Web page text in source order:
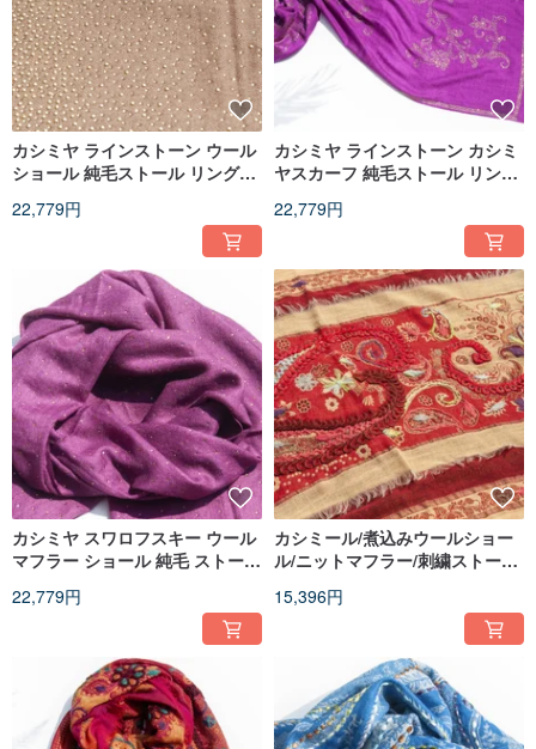
カシミヤ ラインストーン ウール
ショール 純毛ストール リングシ
22,779円
カシミヤ ラインストーン カシミ
ヤスカーフ 純毛ストール リング
22,779円
カシミヤ スワロフスキー ウール
マフラー ショール 純毛 ストール
22,779円
カシミール/煮込みウールショー
ル/ニットマフラー/刺繍ストール/
15,396円